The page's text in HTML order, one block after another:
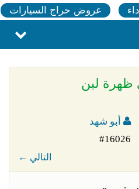
عروض حراج السيارات
ظهرة لبن
أبو شهد
#16026
← التالي